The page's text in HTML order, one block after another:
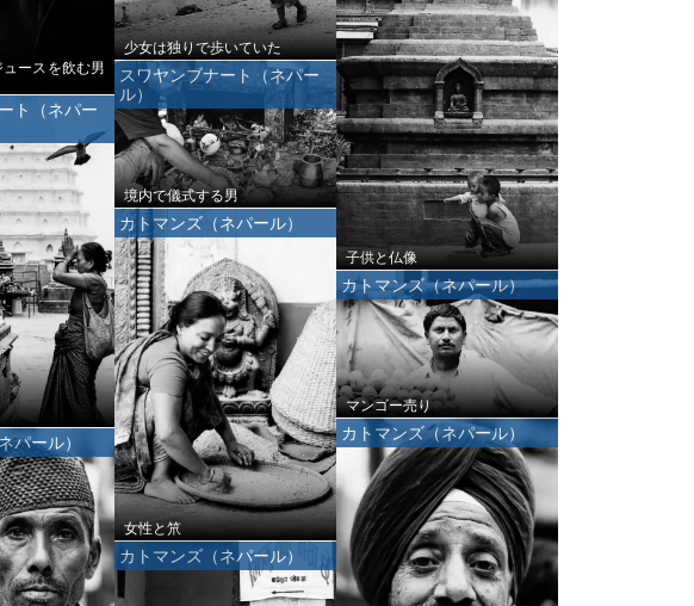
少女は独りで歩いていた
ースを飲む男
子供と仏像
スワヤンブナート（ネパー
ル）
境内で儀式する男
ト（ネパー
カトマンズ（ネパール）
女性と笊
カトマンズ（ネパール）
マンゴー売り
カトマンズ（ネパール）
パール）
カトマンズ（ネパール）